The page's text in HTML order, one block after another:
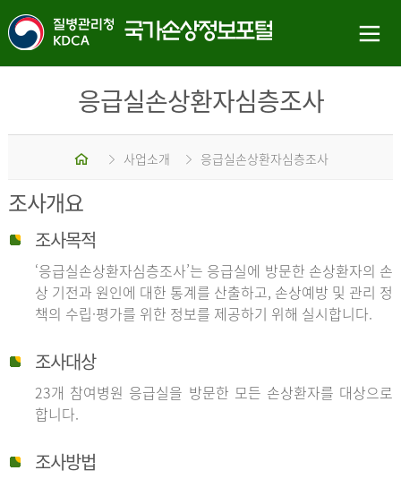
응급실손상환자심층조사
홈 사업소개 응급실손상환자심층조사
조사개요
조사목적
‘응급실손상환자심층조사’는 응급실에 방문한 손상환자의 손
상 기전과 원인에 대한 통계를 산출하고, 손상예방 및 관리 정
책의 수립·평가를 위한 정보를 제공하기 위해 실시합니다.
조사대상
23개 참여병원 응급실을 방문한 모든 손상환자를 대상으로
합니다.
조사방법